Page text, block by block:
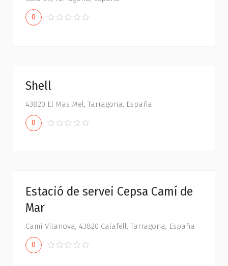
0
Shell
43820 El Mas Mel, Tarragona, España
0
Estació de servei Cepsa Camí de
Mar
Camí Vilanova, 43820 Calafell, Tarragona, España
0